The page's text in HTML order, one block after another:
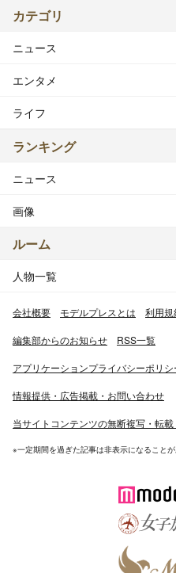
カテゴリ
ニュース
エンタメ
ライフ
ランキング
ニュース
画像
ルーム
人物一覧
会社概要 モデルプレスとは 利用規
編集部からのお知らせ RSS一覧
アプリケーションプライバシーポリシ
情報提供・広告掲載・お問い合わせ
当サイトコンテンツの無断複写・転
※一定期間を過ぎた記事は非表示になること